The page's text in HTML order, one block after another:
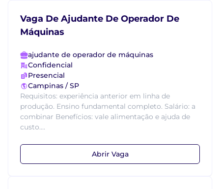
Vaga De Ajudante De Operador De
Máquinas
ajudante de operador de máquinas
Confidencial
Presencial
Campinas / SP
Requisitos: experiência anterior em linha de
produção. Ensino fundamental completo. Salário: a
combinar Benefícios: vale alimentação e ajuda de
custo....
Abrir Vaga